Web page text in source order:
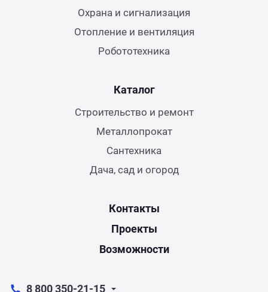
Охрана и сигнализация
Отопление и вентиляция
Робототехника
Каталог
Строительство и ремонт
Металлопрокат
Сантехника
Дача, сад и огород
Контакты
Проекты
Возможности
8 800 350-21-15